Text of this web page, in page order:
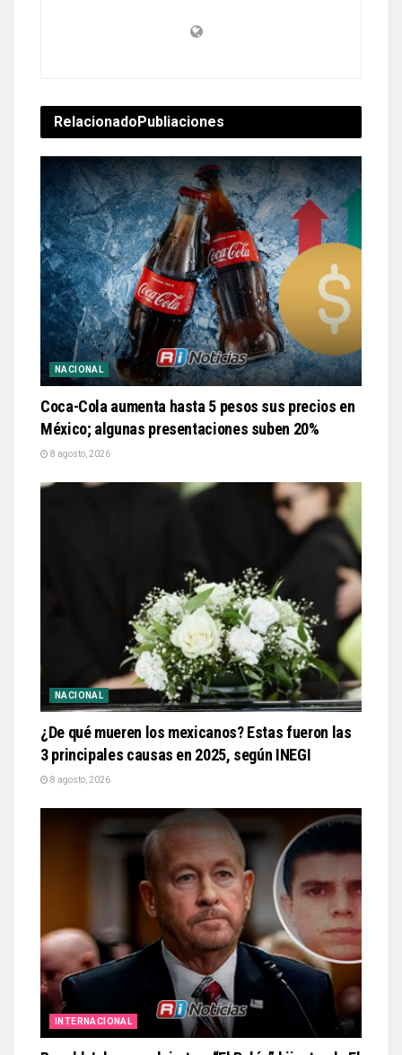
RelacionadoPubliaciones
NACIONAL
Coca-Cola aumenta hasta 5 pesos sus precios en
México; algunas presentaciones suben 20%
8 agosto, 2026
NACIONAL
¿De qué mueren los mexicanos? Estas fueron las
3 principales causas en 2025, según INEGI
8 agosto, 2026
INTERNACIONAL